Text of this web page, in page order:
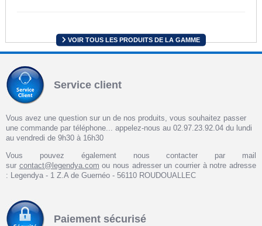
VOIR TOUS LES PRODUITS DE LA GAMME
Service client
Vous avez une question sur un de nos produits, vous souhaitez passer
une commande par téléphone... appelez-nous au 02.97.23.92.04 du lundi
au vendredi de 9h30 à 16h30
Vous pouvez également nous contacter par mail
sur contact@legendya.com ou nous adresser un courrier à notre adresse
: Legendya - 1 Z.A de Guernéo - 56110 ROUDOUALLEC
Paiement sécurisé